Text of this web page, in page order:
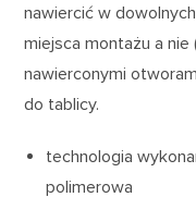
nawiercić w
miejsca montażu a
nawierconymi
do tablicy.
technologia
polimerowa